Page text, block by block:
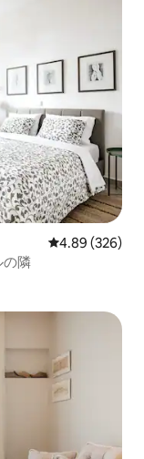
レビュー326
4.89 (326)
の隣